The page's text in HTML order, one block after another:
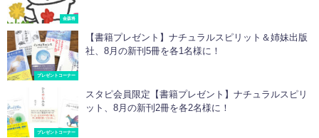
金森将
プレゼントコーナー
【書籍プレゼント】ナチュラルスピリット＆姉妹出版
社、8月の新刊5冊を各1名様に！
プレゼントコーナー
スタピ会員限定【書籍プレゼント】ナチュラルスピリ
ット、8月の新刊2冊を各2名様に！